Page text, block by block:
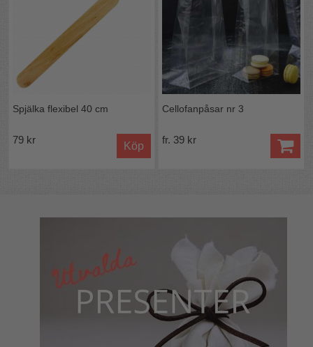
Spjälka flexibel 40 cm
79 kr
Köp
Cellofanpåsar nr 3
fr. 39 kr